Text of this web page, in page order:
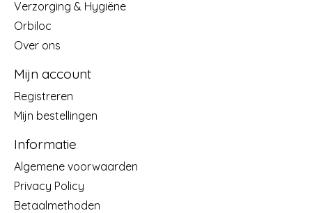
Verzorging & Hygiëne
Orbiloc
Over ons
Mijn account
Registreren
Mijn bestellingen
Informatie
Algemene voorwaarden
Privacy Policy
Betaalmethoden